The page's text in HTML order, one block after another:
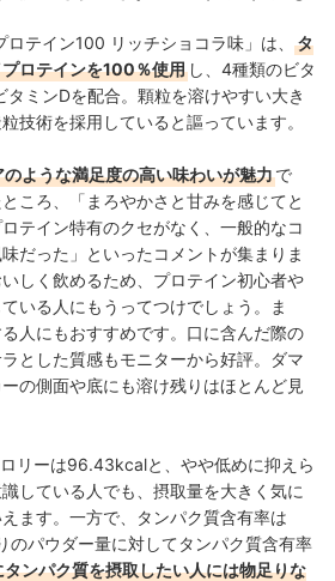
ロテイン100 リッチショコラ味」は、
タ
ロテインを100％使用 し、4種類のビタ
タミンDを配合。顆粒を溶けやすい大き
技術を採用していると謳っています。
ような満足度の高い味わいが魅力で
ころ、「まろやかさと甘みを感じてと
テイン特有のクセがなく、一般的なコ
だった」といったコメントが集まりま
しく飲めるため、プロテイン初心者や
いる人にもうってつけでしょう。ま
人にもおすすめです。口に含んだ際の
とした質感もモニターから好評。ダマ
の側面や底にも溶け残りはほとんど見
リーは96.43kcalと、やや低めに抑えら
している人でも、摂取量を大きく気に
ます。一方で、タンパク質含有率は
のパウダー量に対してタンパク質含有率
ンパク質を摂取したい人には物足りな